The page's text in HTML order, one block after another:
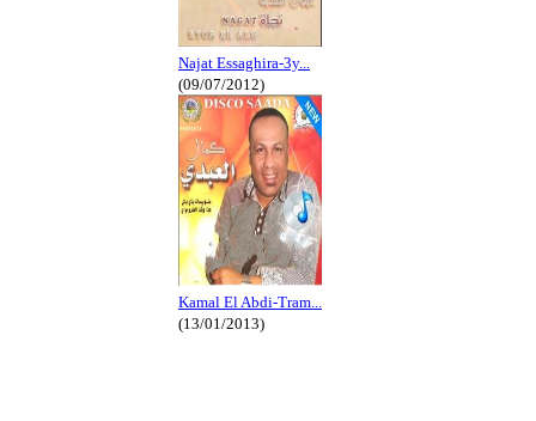
Najat Essaghira-3y...
(09/07/2012)
Kamal El Abdi-Tram...
(13/01/2013)